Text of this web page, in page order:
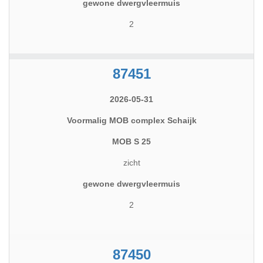
gewone dwergvleermuis
2
87451
2026-05-31
Voormalig MOB complex Schaijk
MOB S 25
zicht
gewone dwergvleermuis
2
87450